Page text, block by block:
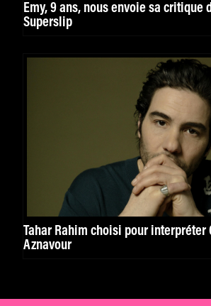
Emy, 9 ans, nous envoie sa critique
Superslip
Tahar Rahim choisi pour interpréter
Aznavour